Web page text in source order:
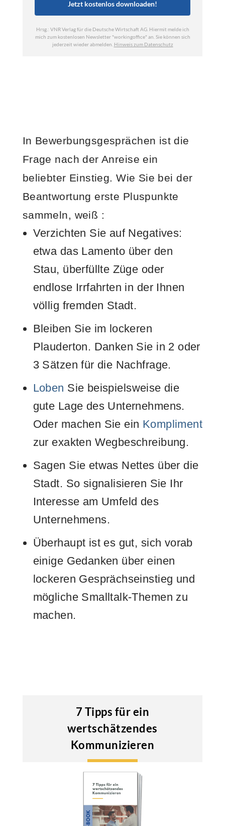
In Bewerbungsgesprächen ist die
Frage nach der Anreise ein
beliebter Einstieg. Wie Sie bei der
Beantwortung erste Pluspunkte
sammeln, weiß :
Verzichten Sie auf Negatives:
etwa das Lamento über den
Stau, überfüllte Züge oder
endlose Irrfahrten in der Ihnen
völlig fremden Stadt.
Bleiben Sie im lockeren
Plauderton. Danken Sie in 2 oder
3 Sätzen für die Nachfrage.
Loben Sie beispielsweise die
gute Lage des Unternehmens.
Oder machen Sie ein Kompliment
zur exakten Wegbeschreibung.
Sagen Sie etwas Nettes über die
Stadt. So signalisieren Sie Ihr
Interesse am Umfeld des
Unternehmens.
Überhaupt ist es gut, sich vorab
einige Gedanken über einen
lockeren Gesprächseinstieg und
mögliche Smalltalk-Themen zu
machen.